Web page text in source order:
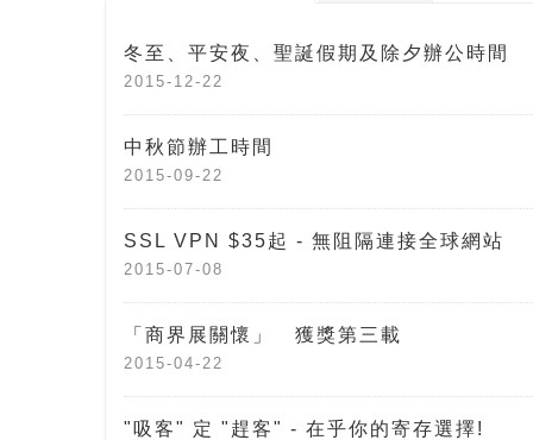
冬至、平安夜、聖誕假期及除夕辦公時間
2015-12-22
中秋節辦工時間
2015-09-22
SSL VPN $35起 - 無阻隔連接全球網站
2015-07-08
「商界展關懷」 獲獎第三載
2015-04-22
"吸客" 定 "趕客" - 在乎你的寄存選擇!